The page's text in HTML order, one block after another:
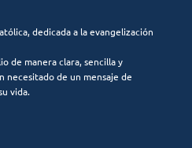
dedicada a la evangelización
de manera clara, sencilla y
necesitado de un mensaje de
vida.